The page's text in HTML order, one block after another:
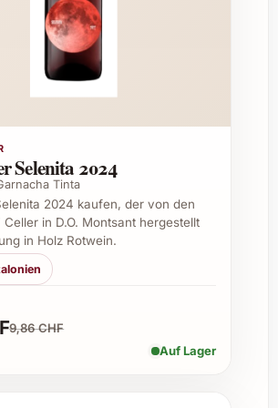
16-18 °C
und Anlässe
Black 2021 eignet sich
Abendessen oder romantische
Festtage wie Weihnachten
Gartenfeste und Picknicks
zu Geburtstagen,
und geschäftliche Anlässe
Gastronomie und
Selenita 2024
Tinta
2024 kaufen, der von den
Celler in D.O. Montsant hergestellt
in Holz Rotwein.
9,86 CHF
Auf Lager